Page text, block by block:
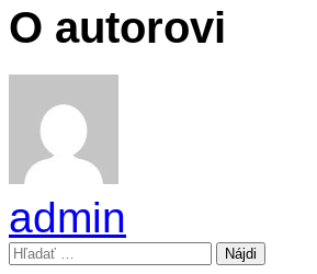
O autorovi
admin
Hľadať: